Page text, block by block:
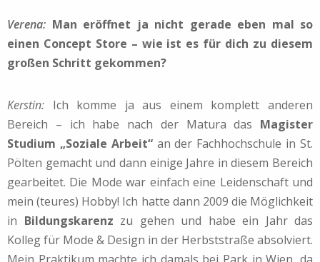
Verena: Man eröffnet ja nicht gerade eben mal so
einen Concept Store – wie ist es für dich zu diesem
großen Schritt gekommen?
Kerstin: Ich komme ja aus einem komplett anderen
Bereich – ich habe nach der Matura das Magister
Studium „Soziale Arbeit“an der Fachhochschule in St.
Pölten gemacht und dann einige Jahre in diesem Bereich
gearbeitet. Die Mode war einfach eine Leidenschaft und
mein (teures) Hobby! Ich hatte dann 2009 die Möglichkeit
in Bildungskarenz zu gehen und habe ein Jahr das
Kolleg für Mode & Design in der Herbststraße absolviert.